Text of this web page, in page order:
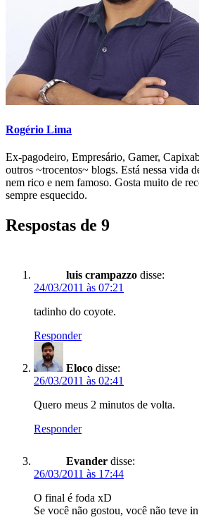
Rogério Lima
Ex-pagodeiro, Empresário, Gamer,
outros ~trocentos~ blogs. Está nessa vida
nem rico e nem famoso. Gosta muito de
sempre esquecido.
Respostas de 9
luis crampazzo disse:
24/03/2011 às 07:21
tadinho do coyote.
Responder
Eloco disse:
26/03/2011 às 02:41
Quero meus 2 minutos de volta.
Responder
Evander disse:
26/03/2011 às 17:44
O final é foda xD
Se você não gostou, você não teve